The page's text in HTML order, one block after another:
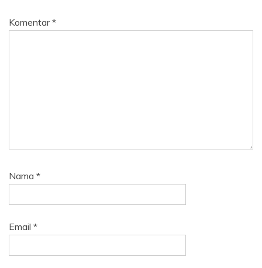
Komentar*
Nama *
Email *